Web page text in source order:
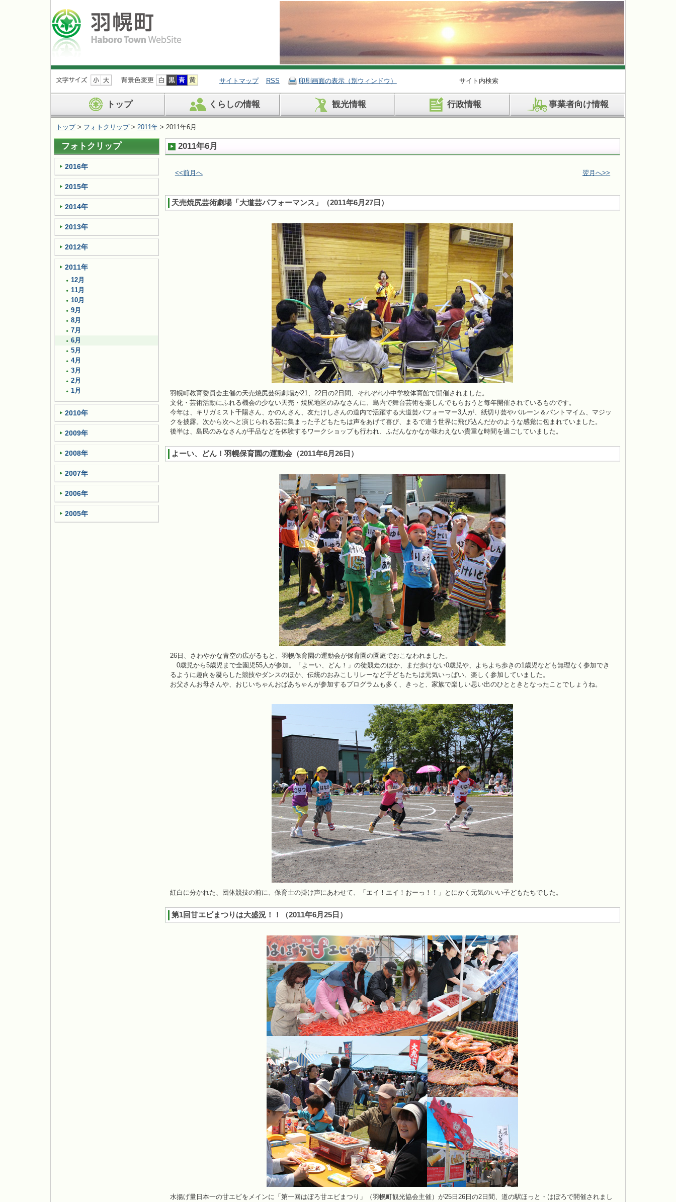
ナ
ビ
ョ
ン
を
飛
ば
す
サイトマップ RSS 印刷画面の表示（別ウィンドウ） サイト内検索
トップ くらしの情報 観光情報 行政情報 事業者向け情報
トップ> フォトクリップ> 2011年> 2011年6月
2011年6月
<<前月へ 翌月へ>>
天売焼尻芸術劇場「大道芸パフォーマンス」 （2011年6月27日 ）
羽幌町教育委員会主催の天売焼尻芸術劇場が21、22日の2日間、それぞれ小中学校体育館で開催されました。
文化・芸術活動にふれる機会の少ない天売・焼尻地区のみなさんに、島内で舞台芸術を楽しんでもらおうと毎年開催されているものです。
今年は、キリガミスト千陽さん、かのんさん、友たけしさんの道内で活躍する大道芸パフォーマー3人が、紙切り芸やバルーン＆パントマイム、マジッ
クを披露。次から次へと演じられる芸に集まった子どもたちは声をあげて喜び、まるで違う世界に飛び込んだかのような感覚に包まれていました。
後半は、島民のみなさんが手品などを体験するワークショップも行われ、ふだんなかなか味わえない貴重な時間を過ごしていました。
よーい、どん！羽幌保育園の運動会（2011年6月26日 ）
26日、さわやかな青空の広がるもと、羽幌保育園の運動会が保育園の園庭でおこなわれました。
0歳児から5歳児まで全園児55人が参加。「よーい、どん！」の徒競走のほか、まだ歩けない0歳児や、よちよち歩きの1歳児なども無理なく参加でき
るように趣向を凝らした競技やダンスのほか、伝統のおみこしリレーなど子どもたちは元気いっぱい、楽しく参加していました。
お父さんお母さんや、おじいちゃんおばあちゃんが参加するプログラムも多く、きっと、家族で楽しい思い出のひとときとなったことでしょうね。
紅白に分かれた、団体競技の前に、保育士の掛け声にあわせて、「エイ！エイ！おーっ！！」とにかく元気のいい子どもたちでした。
第1回甘エビまつりは大盛況！！ （2011年6月25日 ）
水揚げ量日本一の甘エビをメインに「第一回はぼろ甘エビまつり」（羽幌町観光協会主催）が25日26日の2日間、道の駅ほっと・はぼろで開催されまし
フォトクリップ
2016年
2015年
2014年
2013年
2012年
2011年
12月
11月
10月
9月
8月
7月
6月
5月
4月
3月
2月
1月
2010年
2009年
2008年
2007年
2006年
2005年